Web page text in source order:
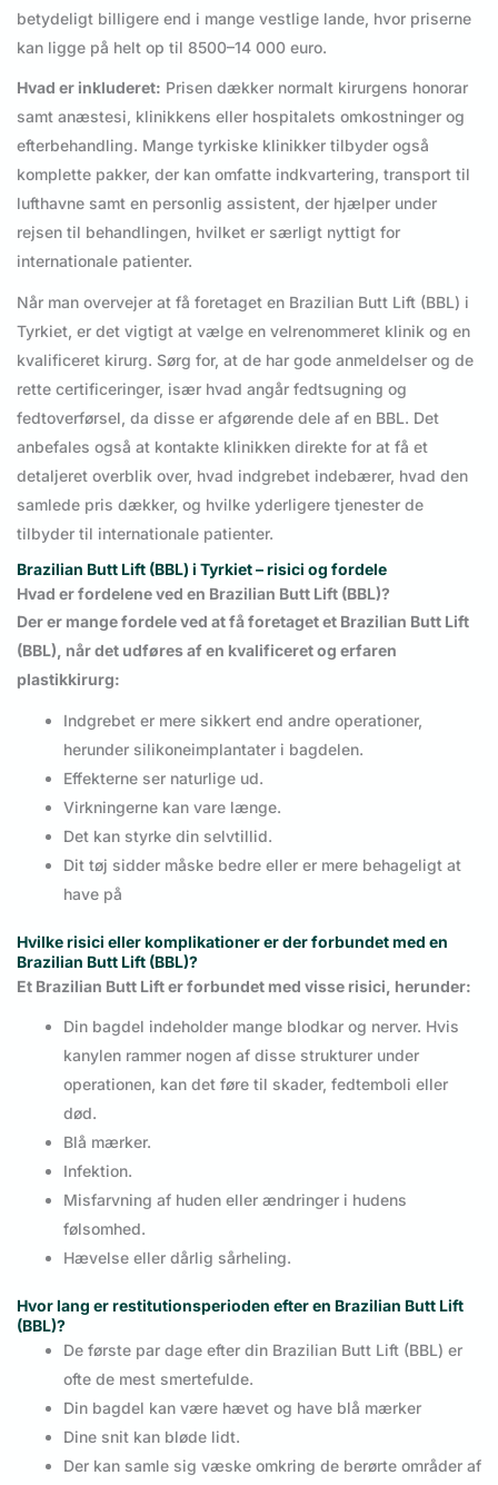
betydeligt billigere end i mange vestlige lande, hvor priserne
kan ligge på helt op til 8500–14 000 euro.
Hvad er inkluderet: Prisen dækker normalt kirurgens honorar
samt anæstesi, klinikkens eller hospitalets omkostninger og
efterbehandling. Mange tyrkiske klinikker tilbyder også
komplette pakker, der kan omfatte indkvartering, transport til
lufthavne samt en personlig assistent, der hjælper under
rejsen til behandlingen, hvilket er særligt nyttigt for
internationale patienter.
Når man overvejer at få foretaget en Brazilian Butt Lift (BBL) i
Tyrkiet, er det vigtigt at vælge en velrenommeret klinik og en
kvalificeret kirurg. Sørg for, at de har gode anmeldelser og de
rette certificeringer, især hvad angår fedtsugning og
fedtoverførsel, da disse er afgørende dele af en BBL. Det
anbefales også at kontakte klinikken direkte for at få et
detaljeret overblik over, hvad indgrebet indebærer, hvad den
samlede pris dækker, og hvilke yderligere tjenester de
tilbyder til internationale patienter.
Brazilian Butt Lift (BBL) i Tyrkiet – risici og fordele
Hvad er fordelene ved en Brazilian Butt Lift (BBL)?
Der er mange fordele ved at få foretaget et Brazilian Butt Lift
(BBL), når det udføres af en kvalificeret og erfaren
plastikkirurg:
Indgrebet er mere sikkert end andre operationer,
herunder silikoneimplantater i bagdelen.
Effekterne ser naturlige ud.
Virkningerne kan vare længe.
Det kan styrke din selvtillid.
Dit tøj sidder måske bedre eller er mere behageligt at
have på
Hvilke risici eller komplikationer er der forbundet med en
Brazilian Butt Lift (BBL)?
Et Brazilian Butt Lift er forbundet med visse risici, herunder:
Din bagdel indeholder mange blodkar og nerver. Hvis
kanylen rammer nogen af disse strukturer under
operationen, kan det føre til skader, fedtemboli eller
død.
Blå mærker.
Infektion.
Misfarvning af huden eller ændringer i hudens
følsomhed.
Hævelse eller dårlig sårheling.
Hvor lang er restitutionsperioden efter en Brazilian Butt Lift
(BBL)?
De første par dage efter din Brazilian Butt Lift (BBL) er
ofte de mest smertefulde.
Din bagdel kan være hævet og have blå mærker
Dine snit kan bløde lidt.
Der kan samle sig væske omkring de berørte områder af